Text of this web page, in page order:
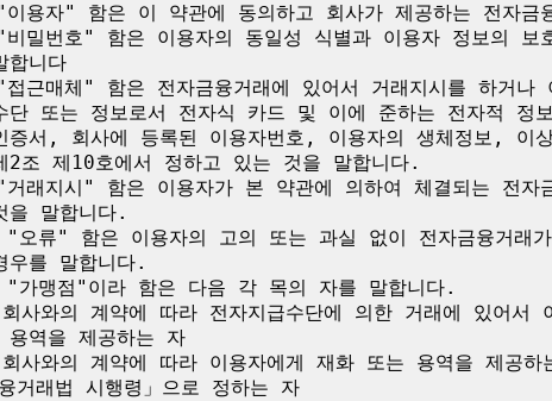
용자" 함은 이 약관에 동의하고 회사가 제공하는 전자금
밀번호" 함은 이용자의 동일성 식별과 이용자 정보의 보
합니다
근매체" 함은 전자금융거래에 있어서 거래지시를 하거나
단 또는 정보로서 전자식 카드 및 이에 준하는 전자적 정
증서, 회사에 등록된 이용자번호, 이용자의 생체정보, 이
2조 제10호에서 정하고 있는 것을 말합니다.
래지시" 함은 이용자가 본 약관에 의하여 체결되는 전자
을 말합니다.
오류" 함은 이용자의 고의 또는 과실 없이 전자금융거래
우를 말합니다.
가맹점"이라 함은 다음 각 목의 자를 말합니다.
사와의 계약에 따라 전자지급수단에 의한 거래에 있어서
용역을 제공하는 자
사와의 계약에 따라 이용자에게 재화 또는 용역을 제공
거래법 시행령」으로 정하는 자